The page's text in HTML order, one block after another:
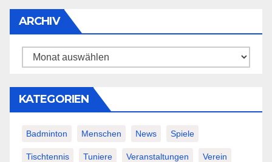
ARCHIV
Archiv
KATEGORIEN
Badminton Menschen News Spiele
Tischtennis Tuniere Veranstaltungen Verein